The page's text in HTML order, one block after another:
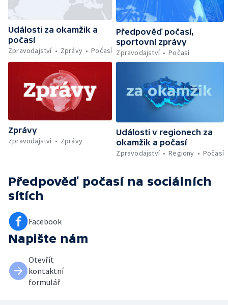
Události za okamžik a
počasí
Zpravodajství
Zprávy Počasí
Předpověď počasí,
sportovní zprávy
Zpravodajství
Počasí
Zprávy
Zpravodajství
Zprávy
Události v regionech za
okamžik a počasí
Zpravodajství
Regiony Počasí
Předpověď počasí na sociálních
sítích
Facebook
Napište nám
Otevřít
kontaktní
formulář